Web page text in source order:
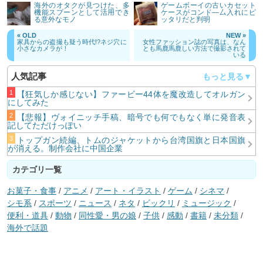
海外のオタクが見つけた、多
機能スプーンとして活用でき
る意外なモノ
ゲームボーイの古いカセット
ケースがコンド―厶入れにピ
ッタリだと判明
« OLD
家具からの盗撮も疑う時代!?ネジ穴に
小さなカメラが！
NEW »
女性ファッション誌の写真は、なん
とも馬鹿馬鹿しい方法で撮影されて
いる
人気記事
【狂気しか感じない】ファービー44体を魔改造してオルガン
にしてみた
【悲報】ヴォイニッチ手稿、暗号でも何でもなく単に発音表
記してただけっぽい
トップガン続編、トムのジャケットから台湾国旗と日本国旗
が消える。制作会社に中国企業
カテゴリ一覧
お菓子・食事 / アニメ / アート・イラスト / ゲーム / シネマ /
シモ系 / スポーツ / ニュース / ネタ / ビックリ / ミュージック /
便利・道具 / 動物 / 同性愛・男の娘 / 子供 / 感動 / 書籍 / 未分類 /
海外で話題